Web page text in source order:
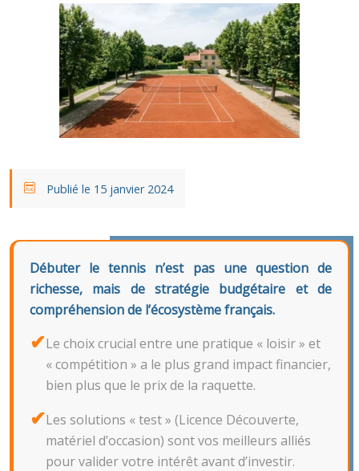
Publié le 15 janvier 2024
Débuter le tennis n’est pas une question de
richesse, mais de stratégie budgétaire et de
compréhension de l’écosystème français.
Le choix crucial entre une pratique « loisir » et
« compétition » a le plus grand impact financier,
bien plus que le prix de la raquette.
Les solutions « test » (Licence Découverte,
matériel d’occasion) sont vos meilleurs alliés
pour valider votre intérêt avant d’investir.